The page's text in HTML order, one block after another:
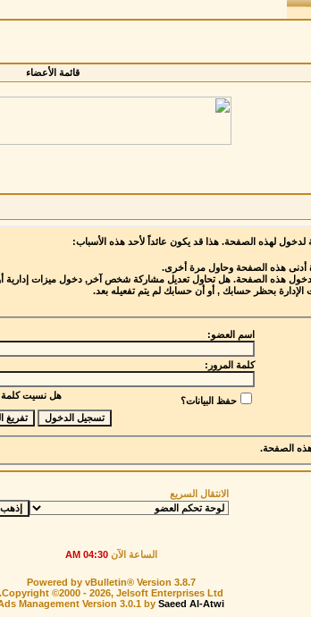
قائمة الأعضاء
لهذه الصفحة. هذا قد يكون عائداً لأحد هذه الأسباب:
أدنى هذه الصفحة وحاول مرة أخرى.
لدخول هذه الصفحة. هل تحاول تعديل مشاركة شخص آخر, دخول ميزات إدارية
الإدارة بحظر حسابك , أو أن حسابك لم يتم تفعيله بعد.
اسم العضو:
كلمة المرور:
هل نسيت كلمة حفظ البيانات؟
الصفحة.
الانتقال السريع
الساعة الآن04:30 AM
Powered by vBulletin® Version 3.8.7
Copyright ©2000 - 2026, Jelsoft Enterprises Ltd.
Management Version 3.0.1 by Saeed Al-Atwi